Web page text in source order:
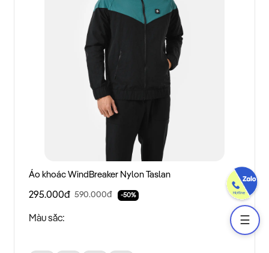
Áo khoác WindBreaker Nylon Taslan
295.000đ 590.000đ -50%
Màu sắc: ☰